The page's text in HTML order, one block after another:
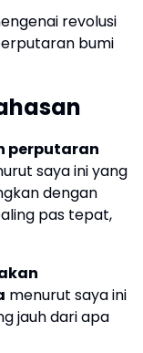
revolusi
bumi
perputaran
saya ini yang
dengan
pas tepat,
menurut saya ini
jauh dari apa